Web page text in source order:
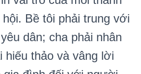
Bề tôi phải trung với
dân; cha phải nhân
hiếu thảo và vâng lời